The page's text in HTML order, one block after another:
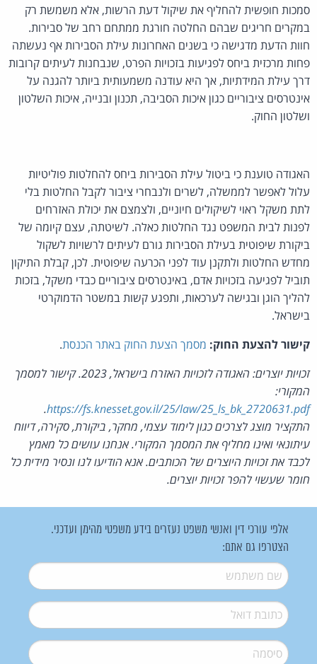
סמכות חופשית להחליף את שיקול דעת הרשות, אלא משמשת רק
במקרים חריגים שבהם החלטה חורגת ממתחם רחב של סבירות.
חוות הדעת מדגישה כי בשנים האחרונות עילת הסבירות אף נעשתה
פחות מרכזית ביחס לפגיעות בזכויות הפרט, שנבחנות לעיתים קרובות
דרך עילת המידתיות, אך היא עודנה משמעותית ביותר להגנה על
אינטרסים ציבוריים כגון איכות הסביבה, תכנון ובנייה, איכות השלטון
ושלטון החוק.
האגודה טוענת כי ביטול עילת הסבירות ביחס להחלטות פוליטיות
עלול לאפשר לממשלה, לשרים ולנבחרי ציבור לקבל החלטות בלי
לתת משקל ראוי לשיקולים חיוניים, ולצמצם את יכולת האזרחים
לפנות לבית המשפט נגד החלטות כאלה. לשיטתה, עצם קיומה של
ביקורת שיפוטית בעילת הסבירות גורם לעיתים לרשויות לשקול
מחדש החלטות ולתקנן עוד לפני הכרעה שיפוטית. לכן, קבלת התיקון
תוביל לפגיעה בזכויות אדם, באינטרסים ציבוריים כבדי משקל, בזכות
להליך הוגן ובגישה לערכאות, ותפגע קשות במשטר הדמוקרטי
בישראל.
קישור להצעת החוק: מסמך הצעת החוק באתר הכנסת.
זכויות יוצרים: האגודה לזכויות האזרח בישראל, 2023. קישור למסמך
המקורי:
https://fs.knesset.gov.il/25/law/25_ls_bk_2720631.pdf
.
התקציר מוצג לצרכים כגון לימוד עצמי, מחקר, ביקורת, סקירה, דיווח
עיתונאי ואינו מחליף את המסמך המקורי. אנחנו עושים כל מאמץ
לכבד את זכויות היוצרים של הכותבים. אנא הודיעו לנו ונסיר מידית כל
חומר שעשוי להפר זכויות יוצרים.
אלפי עורכי דין ואנשי משפט נעזרים בידע משפטי מהימן ועדכני.
הצטרפו גם אתם:
שם משתמש*
דואל*
סיסמה*